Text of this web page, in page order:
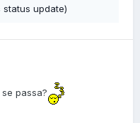
status update)
passa?